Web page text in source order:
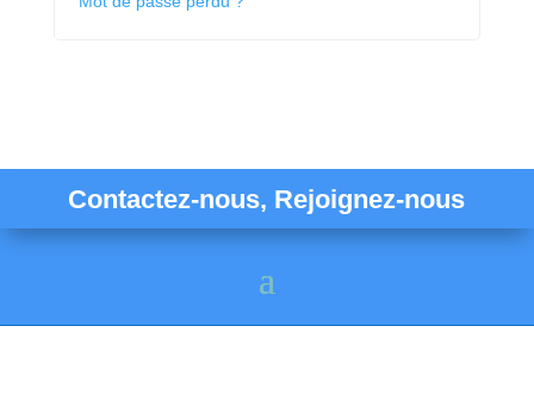
Contactez-nous, Rejoignez-nous